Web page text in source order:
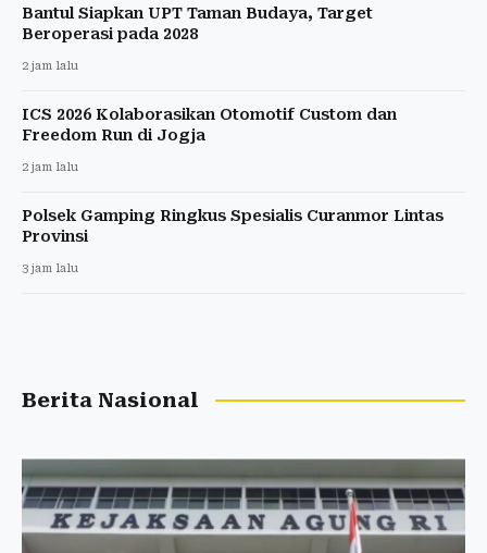
Bantul Siapkan UPT Taman Budaya, Target
Beroperasi pada 2028
2 jam lalu
ICS 2026 Kolaborasikan Otomotif Custom dan
Freedom Run di Jogja
2 jam lalu
Polsek Gamping Ringkus Spesialis Curanmor Lintas
Provinsi
3 jam lalu
Berita Nasional